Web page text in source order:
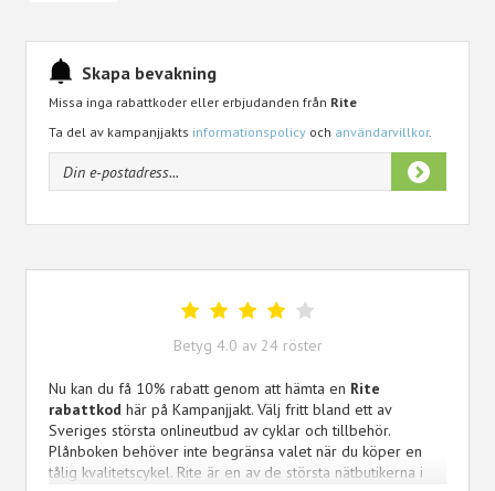
Betyg 4.0 av 24röster
Nu kan du få 10% rabatt genom att hämta en Rite
rabattkod här på Kampanjjakt. Välj fritt bland ett av
Sveriges största onlineutbud av cyklar och tillbehör.
Plånboken behöver inte begränsa valet när du köper en
tålig kvalitetscykel. Rite är en av de största nätbutikerna i
Skapa bevakning
Missa inga rabattkoder eller erbjudanden från Rite
Ta del av kampanjjakts informationspolicy och användarvillkor.